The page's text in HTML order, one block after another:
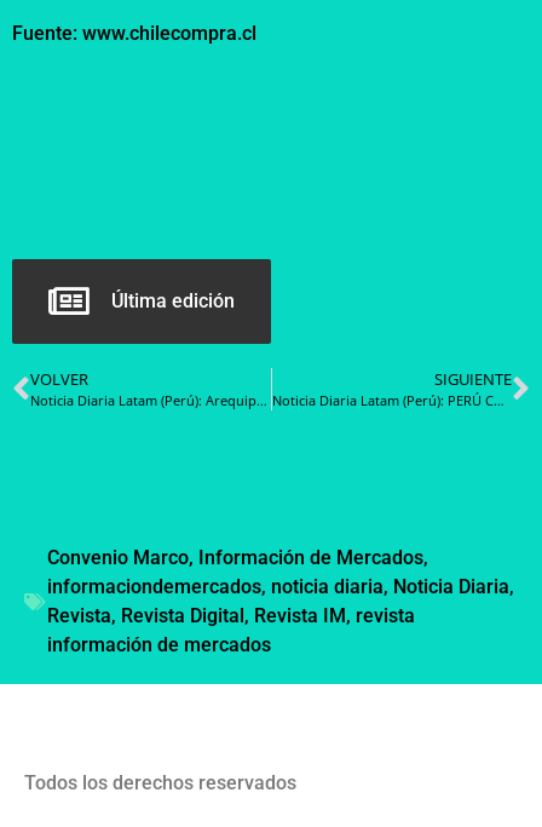
Fuente: www.chilecompra.cl
Última edición
VOLVER
Noticia Diaria Latam (Perú): Arequipa: PERÚ COMPRAS convoca a proveedores de servicios de ciberseguridad para EGASA
SIGUIENTE
Noticia Diaria Latam (Perú): PERÚ COMPRAS convoca a proveedores del servicio de vigilancia para entidades ubicadas en 12 regiones
Convenio Marco, Información de Mercados,
informaciondemercados, noticia diaria, Noticia Diaria,
Revista, Revista Digital, Revista IM, revista
información de mercados
Todos los derechos reservados